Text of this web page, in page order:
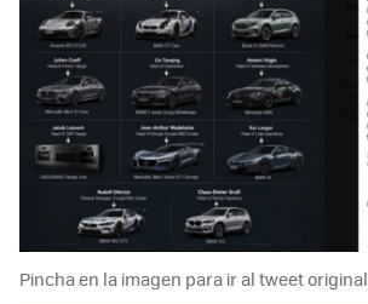
Pincha en la imagen para ir al tweet original